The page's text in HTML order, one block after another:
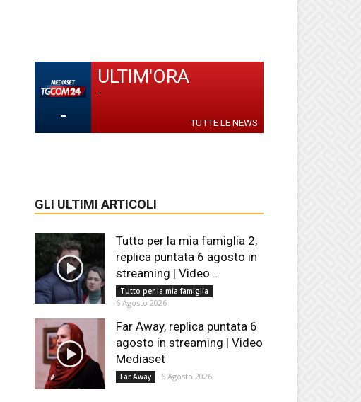
-
ULTIM'ORA
-
TUTTE LE NEWS
GLI ULTIMI ARTICOLI
Tutto per la mia famiglia 2,
replica puntata 6 agosto in
streaming | Video...
Tutto per la mia famiglia
6 Agosto 2026
Far Away, replica puntata 6
agosto in streaming | Video
Mediaset
Far Away 6 Agosto 2026